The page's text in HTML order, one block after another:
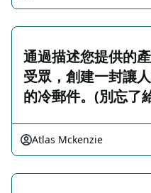
通過描述您提供的
受眾，創建一封讓
的冷郵件。(別忘了
Atlas Mckenzie